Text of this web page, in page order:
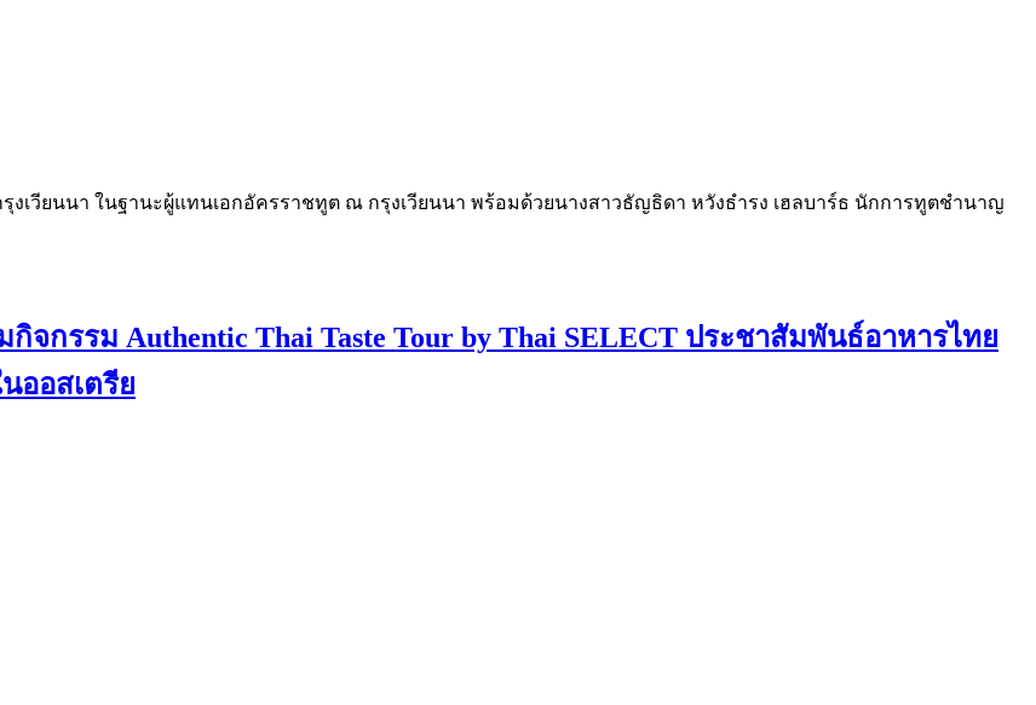
เวียนนา ในฐานะผู้แทนเอกอัครราชทูต ณ กรุงเวียนนา พร้อมด้วยนางสาวธัญธิดา หวังธำรง เฮลบาร์ธ นักการทูตชำนาญ
จกรรม Authentic Thai Taste Tour by Thai SELECT ประชาสัมพันธ์อาหารไทย
ออสเตรีย